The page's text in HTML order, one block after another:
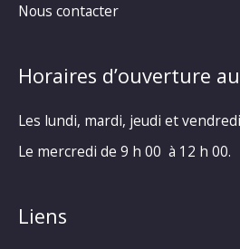
Nous contacter
Horaires d’ouverture
Les lundi, mardi, jeudi et
Le mercredi de 9 h 00 à 12 h 00.
Liens